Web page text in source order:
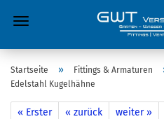
Startseite » Fittings & Armaturen
Edelstahl Kugelhähne
« Erster « zurück weiter »